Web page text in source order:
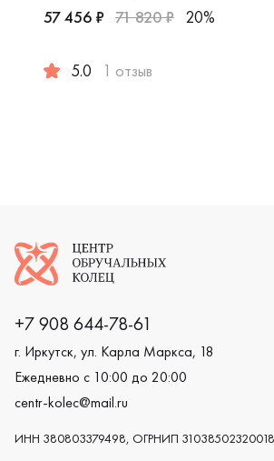
57 456 ₽ 71 820 ₽ 20%
5.0 1 отзыв
Логотип компании
+7 908 644-78-61
г. Иркутск, ул. Карла Маркса, 18
Ежедневно с 10:00 до 20:00
centr-kolec@mail.ru
ИНН 380803379498, ОГРНИП